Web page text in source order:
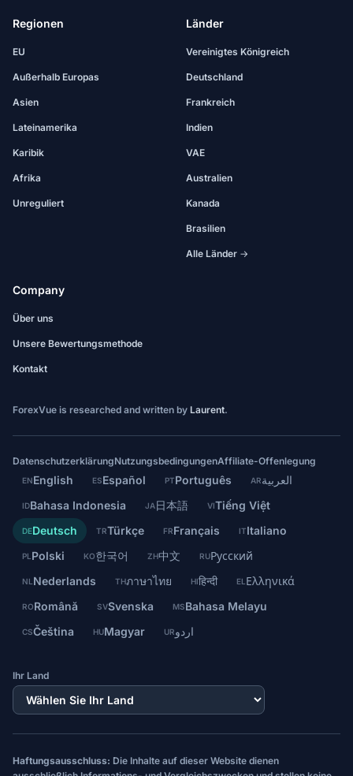
Regionen
EU
Außerhalb Europas
Asien
Lateinamerika
Karibik
Afrika
Unreguliert
Länder
Vereinigtes Königreich
Deutschland
Frankreich
Indien
VAE
Australien
Kanada
Brasilien
Alle Länder →
Company
Über uns
Unsere Bewertungsmethode
Kontakt
ForexVue is researched and written by Laurent.
DatenschutzerklärungNutzungsbedingungenAffiliate-Offenlegung
ENEnglish ESEspañol PTPortuguês ARالعربية
IDBahasa Indonesia JA日本語 VITiếng Việt
DEDeutsch TRTürkçe FRFrançais ITItaliano
PL Polski KO한국어 ZH中文 RUРусский
NL Nederlands THภาษาไทย HIहिन्दी EL Ελληνικά
RORomână SVSvenska MSBahasa Melayu
CSČeština HUMagyar URاردو
Ihr Land
Haftungsausschluss: Die Inhalte auf dieser Website dienen